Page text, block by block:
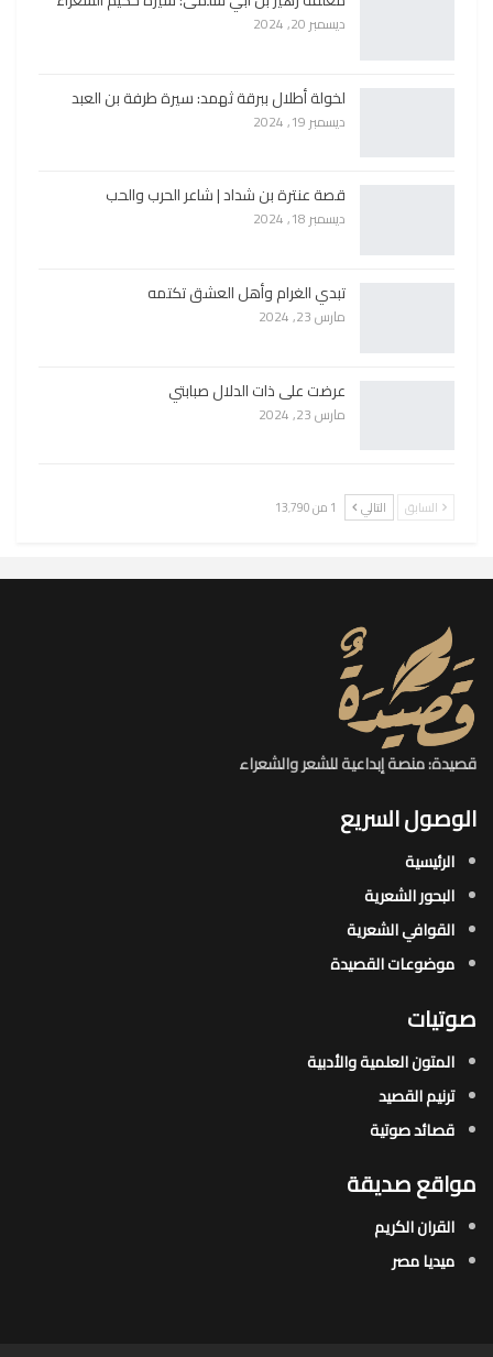
ديسمبر 20, 2024
لخولة أطلال ببرقة ثهمد: سيرة طرفة بن العبد
ديسمبر 19, 2024
قصة عنترة بن شداد | شاعر الحرب والحب
ديسمبر 18, 2024
تبدي الغرام وأهل العشق تكتمه
مارس 23, 2024
عرضت على ذات الدلال صبابتي
مارس 23, 2024
السابق التالي 1 من 13٬790
قصيدة: منصة إبداعية للشعر والشعراء
الوصول السريع
الرئيسية
البحور الشعرية​
القوافي الشعرية​
موضوعات القصيدة​
صوتيات
المتون العلمية والأدبية
ترنيم القصيد
قصائد صوتية
مواقع صديقة
القران الكريم
ميديا مصر